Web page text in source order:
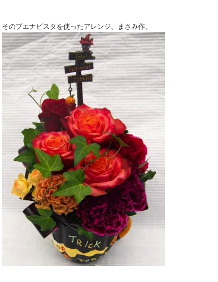
そのブエナビスタを使ったアレンジ。まさみ作。